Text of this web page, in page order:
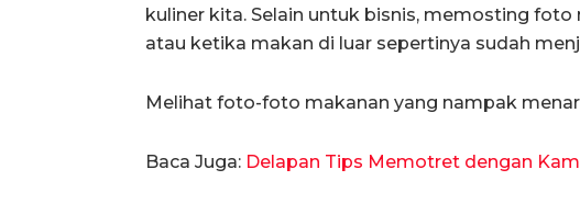
kuliner kita. Selain untuk bisnis, memosting
atau ketika makan di luar sepertinya sudah
Melihat foto-foto makanan yang nampak
Baca Juga: Delapan Tips Memotret dengan